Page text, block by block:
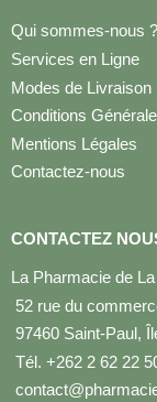
Qui sommes-nous ?
Services en Ligne
Modes de Livraison
Conditions
Mentions Légales
Contactez-nous
CONTACTEZ
La Pharmacie de
52 rue du
97460 Saint-Paul,
Tél. +262 2 62 22